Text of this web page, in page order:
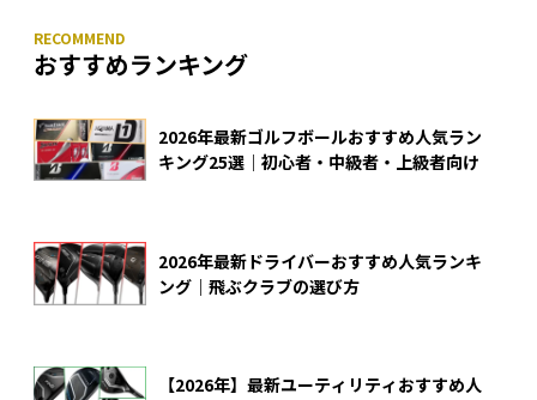
おすすめランキング
2026年最新ゴルフボールおすすめ人気ラン
キング25選｜初心者・中級者・上級者向け
2026年最新ドライバーおすすめ人気ランキ
ング｜飛ぶクラブの選び方
【2026年】最新ユーティリティおすすめ人